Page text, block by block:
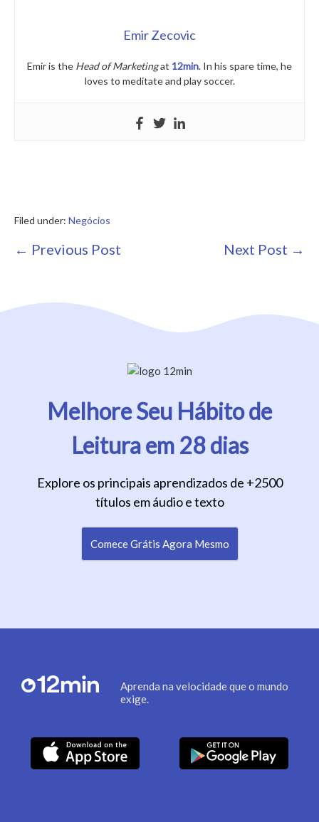
Emir Zecovic
Emir is the Head of Marketingat 12min. In his spare time, he
loves to meditate and play soccer.
Filed under: Negócios
Post
← Previous Post Next Post →
Melhore Seu Hábito de
Leitura em 28 dias
Explore os principais aprendizados de +2500
títulos em áudio e texto
Comece Grátis Agora Mesmo
Aprenda na velocidade que o mundo
exige.